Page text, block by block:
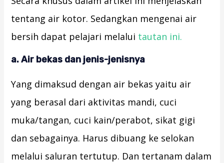
tentang air kotor. Sedangkan mengenai air
bersih dapat pelajari melalui tautan ini.
a. Air bekas dan jenis-jenisnya
Yang dimaksud dengan air bekas yaitu air
yang berasal dari aktivitas mandi, cuci
muka/tangan, cuci kain/perabot, sikat gigi
dan sebagainya. Harus dibuang ke selokan
melalui saluran tertutup. Dan tertanam dalam